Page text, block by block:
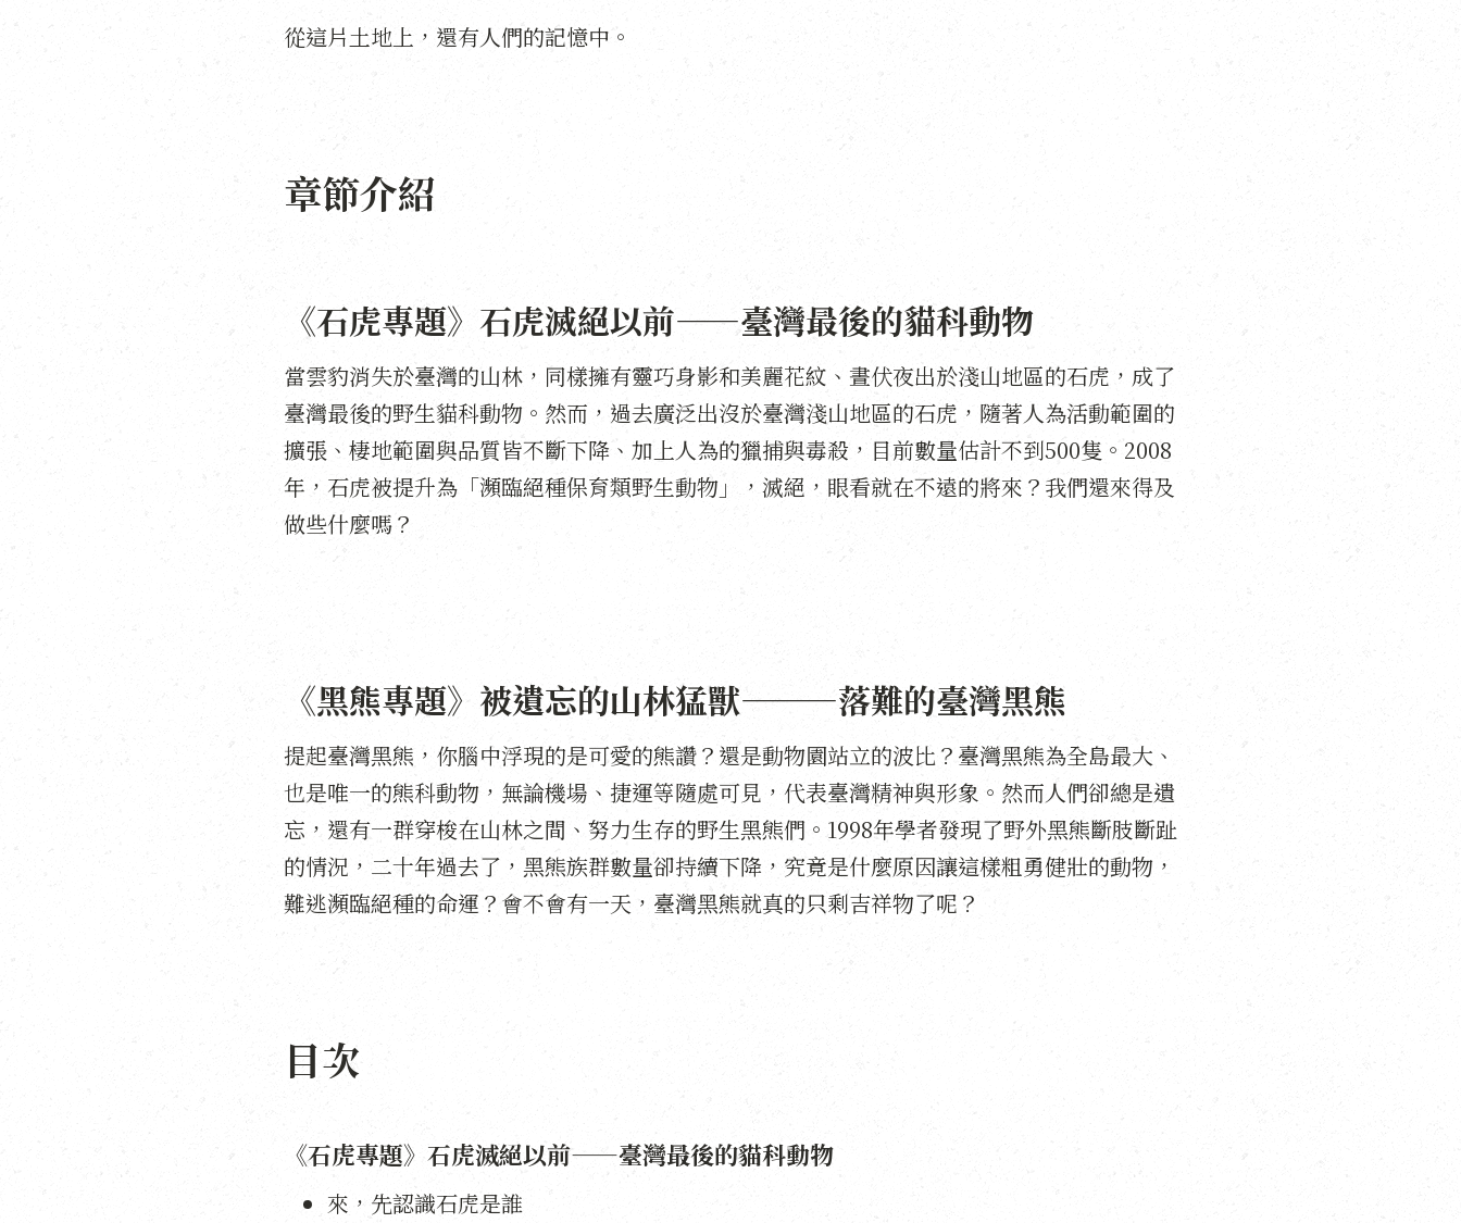
從這片土地上，還有人們的記憶中。
章節介紹
《石虎專題》石虎滅絕以前——臺灣最後的貓科動物
當雲豹消失於臺灣的山林，同樣擁有靈巧身影和美麗花紋、晝伏夜出於淺山地區的石虎，成了
臺灣最後的野生貓科動物。然而，過去廣泛出沒於臺灣淺山地區的石虎，隨著人為活動範圍的
擴張、棲地範圍與品質皆不斷下降、加上人為的獵捕與毒殺，目前數量估計不到500隻。2008
年，石虎被提升為「瀕臨絕種保育類野生動物」，滅絕，眼看就在不遠的將來？我們還來得及
做些什麼嗎？
《黑熊專題》被遺忘的山林猛獸———落難的臺灣黑熊
提起臺灣黑熊，你腦中浮現的是可愛的熊讚？還是動物園站立的波比？臺灣黑熊為全島最大、
也是唯一的熊科動物，無論機場、捷運等隨處可見，代表臺灣精神與形象。然而人們卻總是遺
忘，還有一群穿梭在山林之間、努力生存的野生黑熊們。1998年學者發現了野外黑熊斷肢斷趾
的情況，二十年過去了，黑熊族群數量卻持續下降，究竟是什麼原因讓這樣粗勇健壯的動物，
難逃瀕臨絕種的命運？會不會有一天，臺灣黑熊就真的只剩吉祥物了呢？
目次
《石虎專題》石虎滅絕以前——臺灣最後的貓科動物
來，先認識石虎是誰